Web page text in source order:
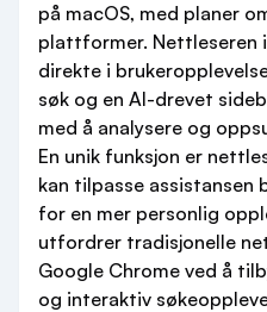
på macOS, med planer
plattformer. Nettleseren
direkte i
søk og en AI-drevet
med å analysere og
En unik funksjon er
kan tilpasse assistansen
for en mer personlig
utfordrer tradisjonelle
Google Chrome ved å
og interaktiv